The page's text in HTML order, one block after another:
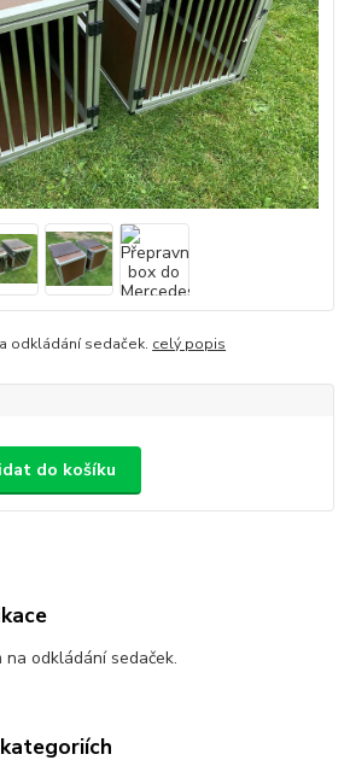
odkládání sedaček. celý popis
do košíku
odkládání sedaček.